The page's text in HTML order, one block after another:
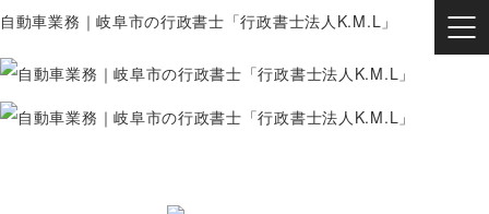
自動車業務｜岐阜市の行政書士「行政書士法人K.M.L」